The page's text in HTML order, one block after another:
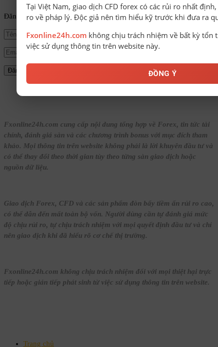
Đăng ký để nhận tin tức mới nhất từ FxOnline24h!
Fxonline24h.com cung cấp nội dung tổng hợp về Forex, tin tức tài
chính, đánh giá sàn và các chương trình bonus với mục đích tham
khảo. Mọi thông tin trên website không phải là lời khuyên đầu tư và
có thể thay đổi theo thời gian tùy theo từng sàn giao dịch hoặc
nguồn dữ liệu.
Giao dịch Forex, CFD và các sản phẩm đòn bẩy tiềm ẩn rủi ro cao,
có thể dẫn đến mất toàn bộ vốn. Người dùng cần tự đánh giá mức
độ chịu rủi ro, tự chịu trách nhiệm với mọi quyết định đầu tư và chỉ
nên giao dịch khi đã hiểu rõ cơ chế thị trường.
Fxonline24h.com không chịu trách nhiệm đối với mọi thiệt hại trực
tiếp hoặc gián tiếp phát sinh từ việc sử dụng thông tin trên website.
Trang chủ
Tại Việt Nam, giao dịch CFD forex có các rủi ro nhất
ro về pháp lý. Độc giả nên tìm hiểu kỹ trước khi đưa ra
Fxonline24h.com không chịu trách nhiệm về bất kỳ tổn
việc sử dụng thông tin trên website này.
ĐỒNG Ý